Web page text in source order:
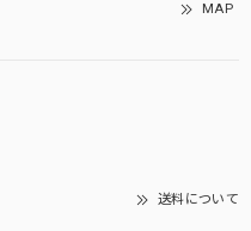
MAP
送料について